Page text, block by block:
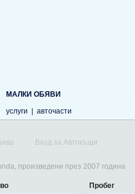
МАЛКИ ОБЯВИ
услуги
авточасти
Вход за Автокъщи
произведени през 2007 година
Пробег